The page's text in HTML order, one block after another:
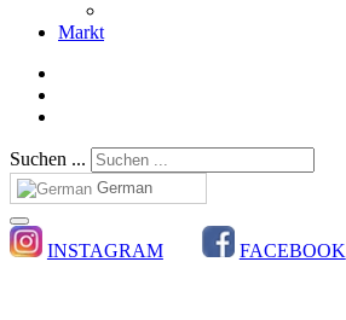
Markt
Suchen ...
German
INSTAGRAM FACEBOOK